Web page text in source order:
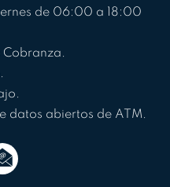
de 06:00 a 18:00
Cobranza.
datos abiertos de ATM.